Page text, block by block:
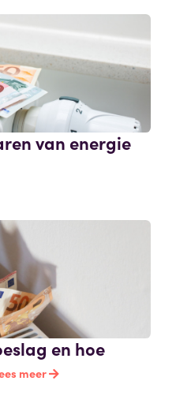
van energie
en hoe
meer